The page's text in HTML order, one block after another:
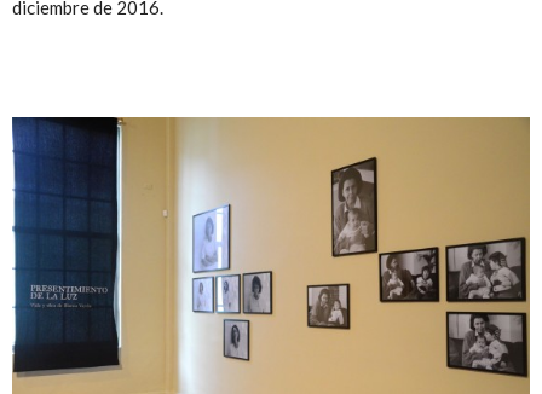
diciembre de 2016.